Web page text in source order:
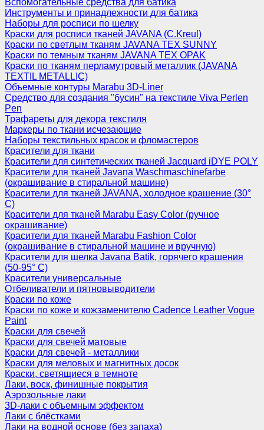
Вспомогательные средства для батика
Инструменты и принадлежности для батика
Наборы для росписи по шелку
Краски для росписи тканей JAVANA (C.Kreul)
Краски по светлым тканям JAVANA TEX SUNNY
Краски по темным тканям JAVANA TEX OPAK
Краски по тканям перламутровый металлик (JAVANA
TEXTIL METALLIC)
Объемные контуры Marabu 3D-Liner
Средство для создания "бусин" на текстиле Viva Perlen
Pen
Трафареты для декора текстиля
Маркеры по ткани исчезающие
Наборы текстильных красок и фломастеров
Красители для ткани
Красители для синтетических тканей Jacquard iDYE POLY
Красители для тканей Javana Waschmaschinefarbe
(окрашивание в стиральной машине)
Красители для тканей JAVANA, холодное крашение (30°
С)
Красители для тканей Marabu Easy Color (ручное
окрашивание)
Красители для тканей Marabu Fashion Color
(окрашивание в стиральной машине и вручную)
Красители для шелка Javana Batik, горячего крашения
(50-95° С)
Красители универсальные
Отбеливатели и пятновыводители
Краски по коже
Краски по коже и кожзаменителю Cadence Leather Vogue
Paint
Краски для свечей
Краски для свечей матовые
Краски для свечей - металлики
Краски для меловых и магнитных досок
Краски, светящиеся в темноте
Лаки, воск, финишные покрытия
Аэрозольные лаки
3D-лаки с объемным эффектом
Лаки с блёстками
Лаки на водной основе (без запаха)